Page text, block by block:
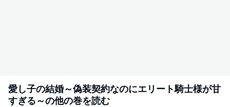
愛し子の結婚～偽装契約なのにエリート騎士様が甘
すぎる～の他の巻を読む